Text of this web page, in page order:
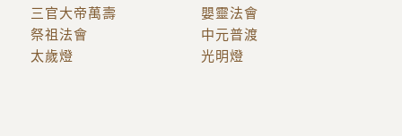
三官大帝萬壽
嬰靈法會
祭祖法會
中元普渡
太歲燈
光明燈